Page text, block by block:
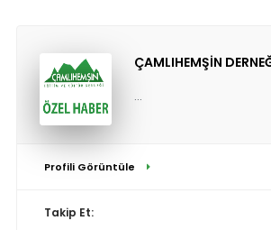
ÇAMLIHEMŞİN
...
Profili Görüntüle
Takip Et: